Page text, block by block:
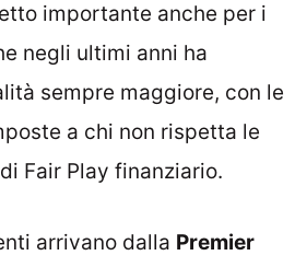
importante anche per i
negli ultimi anni ha
sempre maggiore, con le
a chi non rispetta le
Fair Play finanziario.
arrivano dalla Premier